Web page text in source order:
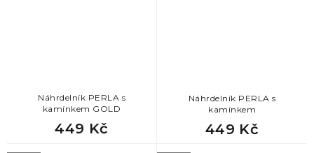
Náhrdelník PERLA s
kamínkem GOLD
449 Kč
Náhrdelník PERLA s
kamínkem
449 Kč